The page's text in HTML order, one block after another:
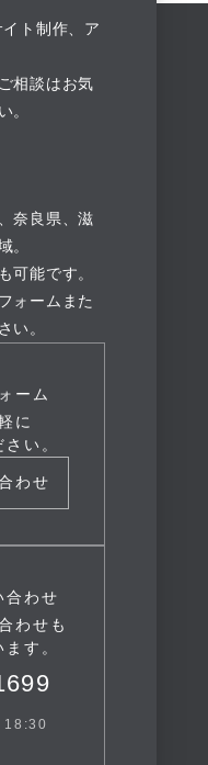
ト制作、ア
相談はお気
。
奈良県、滋
。
可能です。
ォームまた
い。
ーム
に
い。
わせ
合わせ
わせも
す。
18:30